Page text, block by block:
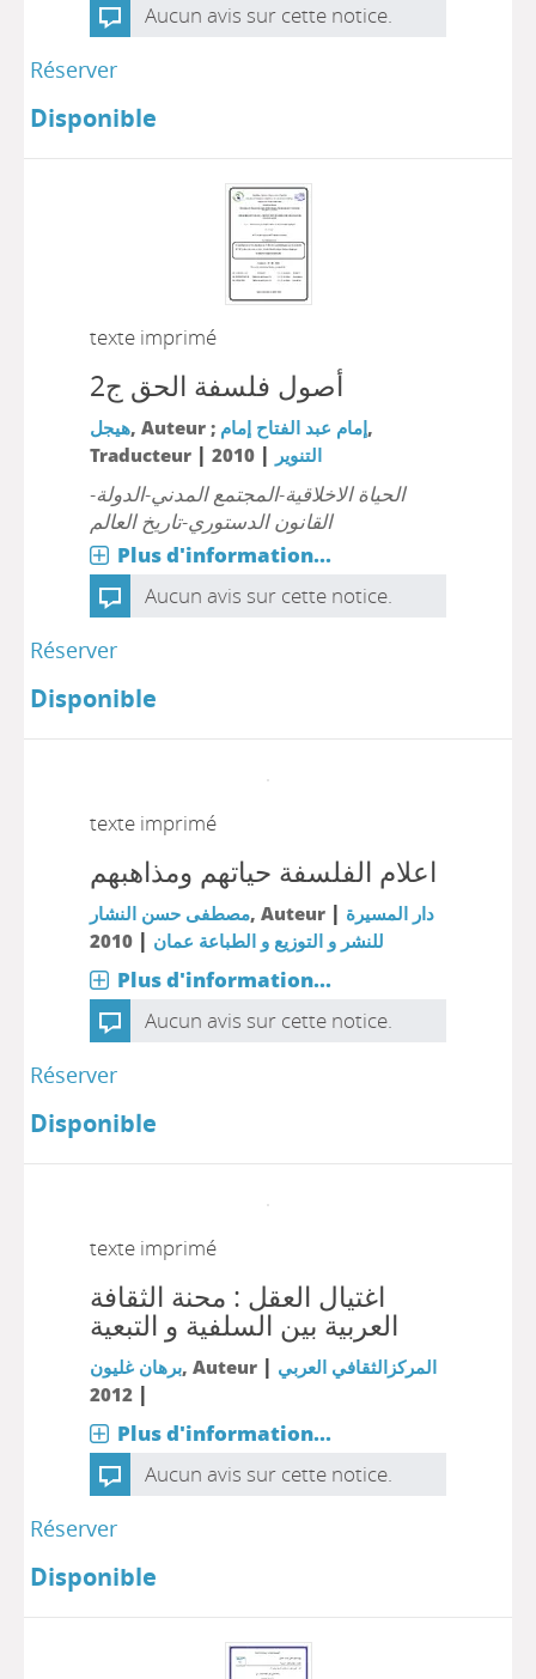
Aucun avis sur cette notice.
Réserver
Disponible
texte imprimé
أصول فلسفة الحق ج2
هيجل, Auteur ; إمام عبد الفتاح إمام,
Traducteur | التنوير |
2010
الحياة الاخلاقية-المجتمع المدني-الدولة-
القانون الدستوري-تاريخ العالم
Plus d'information...
Aucun avis sur cette notice.
Réserver
Disponible
texte imprimé
اعلام الفلسفة حياتهم ومذاهبهم
مصطفى حسن النشار, Auteur | دار المسيرة
للنشر و التوزيع و الطباعة عمان |
2010
Plus d'information...
Aucun avis sur cette notice.
Réserver
Disponible
texte imprimé
اغتيال العقل : محنة الثقافة
العربية بين السلفية و التبعية
برهان غليون, Auteur | المركزالثقافي العربي
|
2012
Plus d'information...
Aucun avis sur cette notice.
Réserver
Disponible